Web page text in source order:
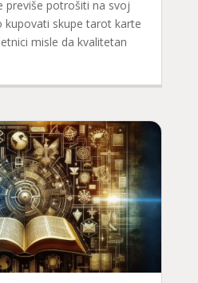
previše potrošiti na svoj
kupovati skupe tarot karte
misle da kvalitetan